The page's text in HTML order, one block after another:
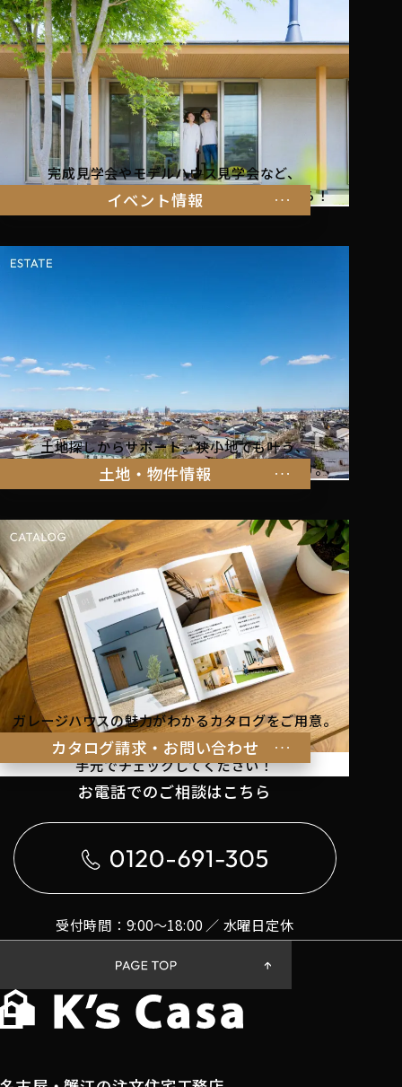
イベント情報
完成見学会やモデルハウス見学会など、
暮らしを体感できるイベント情報はこちらから！
土地・物件情報
土地探しからサポート。狭小地でも叶う、
家族の暮らしにぴったりな物件をご紹介します。
カタログ請求・お問い合わせ
ガレージハウスの魅力がわかるカタログをご用意。
理想の暮らしのヒントを
手元でチェックしてください！
お電話でのご相談はこちら
受付時間：9:00〜18:00 ／ 水曜日定休